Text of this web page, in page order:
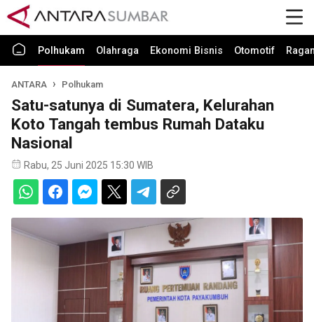
Polhukam Olahraga Ekonomi Bisnis Otomotif
ANTARA Polhukam
Satu-satunya di Sumatera, Kelurahan
Koto Tangah tembus Rumah Dataku
Nasional
Rabu, 25 Juni 2025 15:30 WIB